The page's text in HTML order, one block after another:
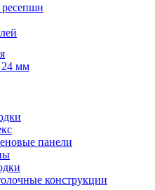
24 мм
панели
конструкции